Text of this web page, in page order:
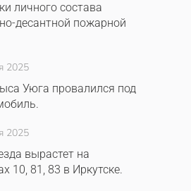
личного состава
десантной пожарной
2025
Уюга провалился под
2025
вырастет на
10, 81, 83 в Иркутске.